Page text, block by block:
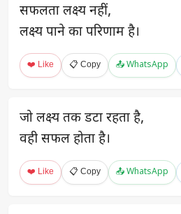
सफलता लक्ष्य नहीं,
लक्ष्य पाने का परिणाम है।
❤️ Like 📋 Copy 📤 WhatsApp
जो लक्ष्य तक डटा रहता है,
वही सफल होता है।
❤️ Like 📋 Copy 📤 WhatsApp